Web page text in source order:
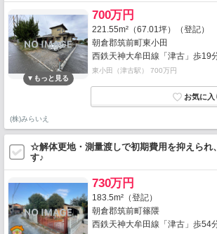
700万円
221.55m²（67.01坪）（登記）
朝倉郡筑前町東小田
西鉄天神大牟田線「津古」歩19
東小田（津古駅） 700万円
(株)みらいえ
☆解体更地・測量渡しで初期費用を抑えられ
す♪
730万円
183.5m²（登記）
朝倉郡筑前町篠隈
西鉄天神大牟田線「津古」歩54